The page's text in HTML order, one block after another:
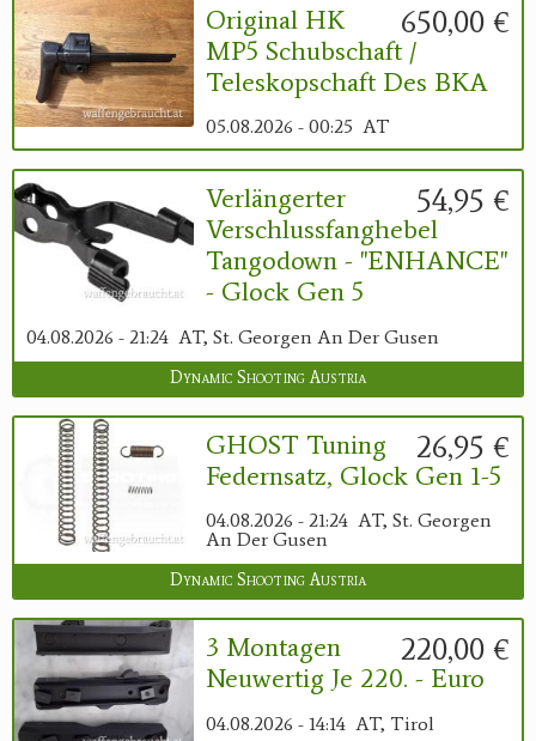
650,00 €
Original HK
MP5 Schubschaft /
Teleskopschaft Des BKA
05.08.2026 - 00:25 AT
54,95 €
Verlängerter
Verschlussfanghebel
Tangodown - "ENHANCE"
- Glock Gen 5
04.08.2026 - 21:24 AT, St. Georgen An Der Gusen
Dynamic Shooting Austria
26,95 €
GHOST Tuning
Federnsatz, Glock Gen 1-5
04.08.2026 - 21:24 AT, St. Georgen
An Der Gusen
Dynamic Shooting Austria
220,00 €
3 Montagen
Neuwertig Je 220. - Euro
04.08.2026 - 14:14 AT, Tirol